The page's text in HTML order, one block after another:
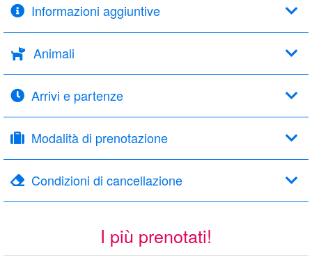
Informazioni aggiuntive
Animali
Arrivi e partenze
Modalità di prenotazione
Condizioni di cancellazione
I più prenotati!